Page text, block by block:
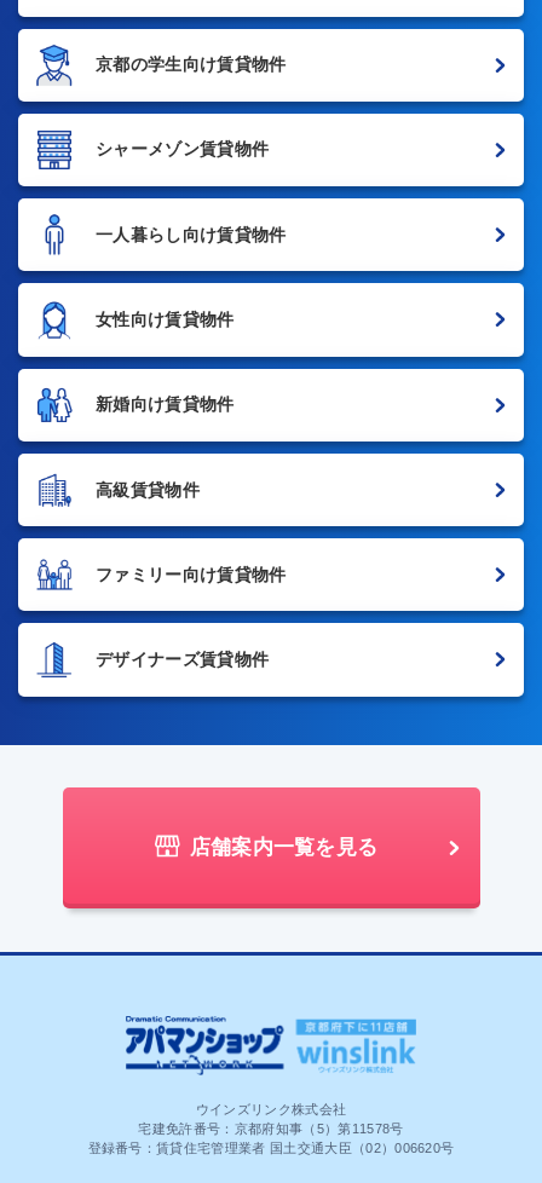
京都の学生向け賃貸物件
シャーメゾン賃貸物件
一人暮らし向け賃貸物件
女性向け賃貸物件
新婚向け賃貸物件
高級賃貸物件
ファミリー向け賃貸物件
デザイナーズ賃貸物件
店舗案内一覧を見る
ウインズリンク株式会社
宅建免許番号：京都府知事（5）第11578号
登録番号：賃貸住宅管理業者 国土交通大臣（02）006620号